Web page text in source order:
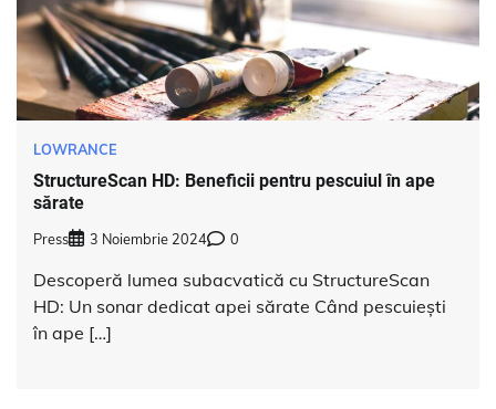
LOWRANCE
StructureScan HD: Beneficii pentru pescuiul în ape
sărate
Press 3 Noiembrie 2024 0
Descoperă lumea subacvatică cu StructureScan
HD: Un sonar dedicat apei sărate Când pescuiești
în ape […]